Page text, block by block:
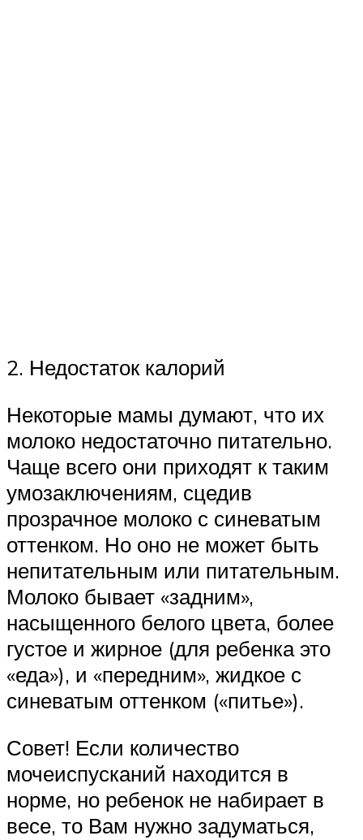
2. Недостаток калорий
Некоторые мамы думают, что их
молоко недостаточно питательно.
Чаще всего они приходят к таким
умозаключениям, сцедив
прозрачное молоко с синеватым
оттенком. Но оно не может быть
непитательным или питательным.
Молоко бывает «задним»,
насыщенного белого цвета, более
густое и жирное (для ребенка это
«еда»), и «передним», жидкое с
синеватым оттенком («питье»).
Совет! Если количество
мочеиспусканий находится в
норме, но ребенок не набирает в
весе, то Вам нужно задуматься,